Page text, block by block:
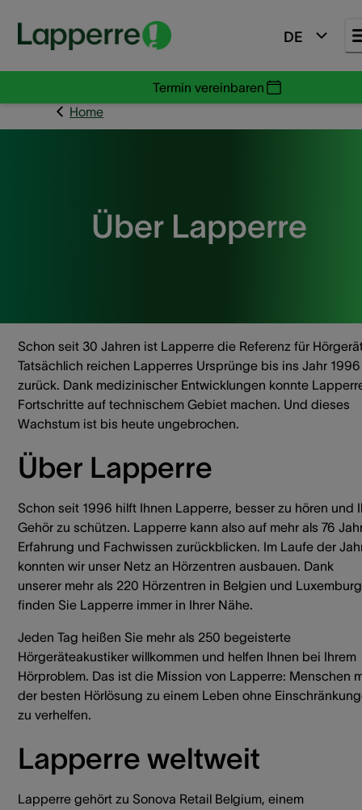
DE
Termin vereinbaren
Home
Über Lapperre
Schon seit 30 Jahren ist Lapperre die Referenz für
Tatsächlich reichen Lapperres Ursprünge bis ins Jahr 1996
zurück. Dank medizinischer Entwicklungen konnte
Fortschritte auf technischem Gebiet machen. Und dieses
Wachstum ist bis heute ungebrochen.
Über Lapperre
Schon seit 1996 hilft Ihnen Lapperre, besser zu hören und
Gehör zu schützen. Lapperre kann also auf mehr als 76
Erfahrung und Fachwissen zurückblicken. Im Laufe der
konnten wir unser Netz an Hörzentren ausbauen. Dank
unserer mehr als 220 Hörzentren in Belgien und Luxemburg
finden Sie Lapperre immer in Ihrer Nähe.
Jeden Tag heißen Sie mehr als 250 begeisterte
Hörgeräteakustiker willkommen und helfen Ihnen bei Ihrem
Hörproblem. Das ist die Mission von Lapperre: Menschen
der besten Hörlösung zu einem Leben ohne
zu verhelfen.
Lapperre weltweit
Lapperre gehört zu Sonova Retail Belgium, einem